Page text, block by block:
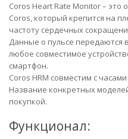
Coros Heart Rate Monitor – это
Coros, который крепится на
частоту сердечных
Данные о пульсе передаются
любое совместимое
смартфон.
Coros HRM совместим с
Название конкретных
покупкой.
Функционал: